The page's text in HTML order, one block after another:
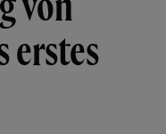
erstes